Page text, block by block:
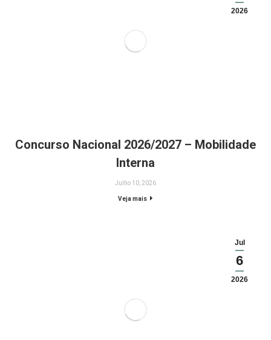
2026
Concurso Nacional 2026/2027 – Mobilidade
Interna
Julho 10, 2026
Veja mais
Jul
6
2026